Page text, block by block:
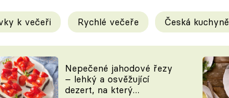
Tipy a triky
KAM ZA JÍDLEM
Novinky
k večeři Rychlé večeře Česká kuchyně
Nepečené jahodové řezy
– lehký a osvěžující
dezert, na který